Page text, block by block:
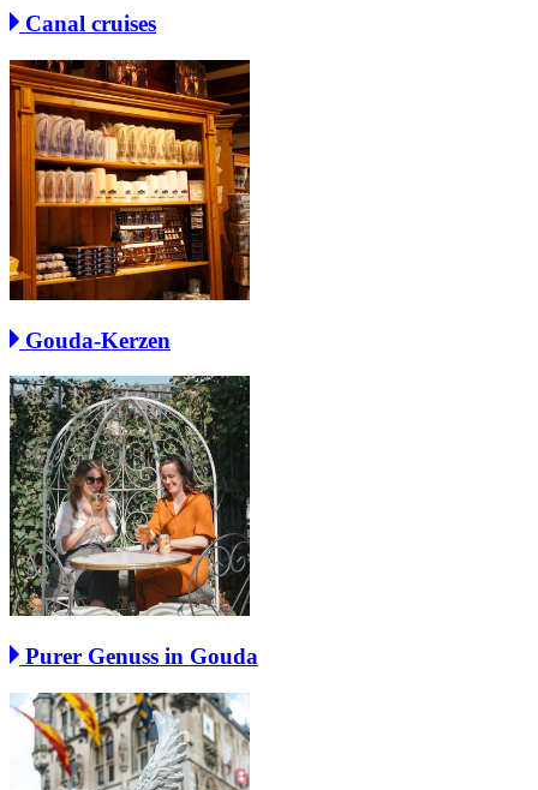
Canal cruises
Gouda-Kerzen
Purer Genuss in Gouda